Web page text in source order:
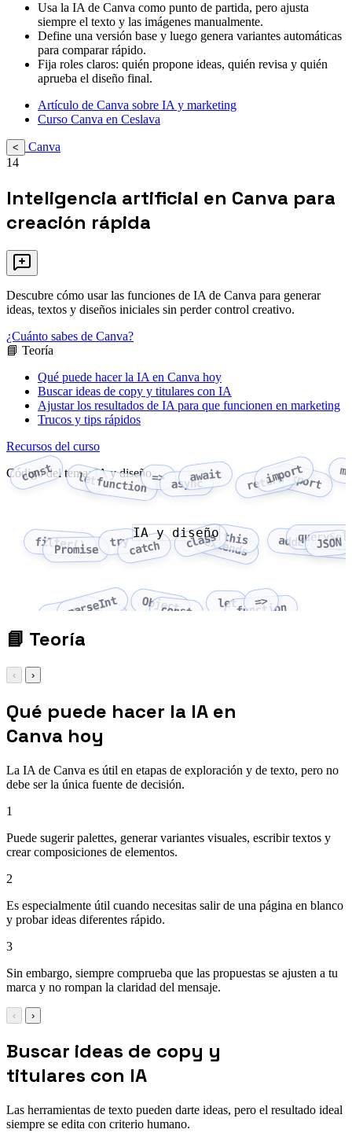
Usa la IA de Canva como punto de partida, pero ajusta
siempre el texto y las imágenes manualmente.
Define una versión base y luego genera variantes automáticas
para comparar rápido.
Fija roles claros: quién propone ideas, quién revisa y quién
aprueba el diseño final.
Artículo de Canva sobre IA y marketing
Curso Canva en Ceslava
<
Canva
14
Inteligencia artificial en Canva para
creación rápida
Descubre cómo usar las funciones de IA de Canva para generar
ideas, textos y diseños iniciales sin perder control creativo.
¿Cuánto sabes de Canva?
📘 Teoría
Qué puede hacer la IA en Canva hoy
Buscar ideas de copy y titulares con IA
Ajustar los resultados de IA para que funcionen en marketing
Trucos y tips rápidos
Recursos del curso
Código del tema: IA y diseño
const letfunction => asyncawait return
importexport
filter()
Promise
trycatch classextends
this JSON
fetch
parseInt
Array Object
const letfunction
=>
IA y diseño
📘 Teoría
‹ ›
Qué puede hacer la IA en
Canva hoy
La IA de Canva es útil en etapas de exploración y de texto, pero no
debe ser la única fuente de decisión.
1
Puede sugerir palettes, generar variantes visuales, escribir textos y
crear composiciones de elementos.
2
Es especialmente útil cuando necesitas salir de una página en blanco
y probar ideas diferentes rápido.
3
Sin embargo, siempre comprueba que las propuestas se ajusten a tu
marca y no rompan la claridad del mensaje.
‹ ›
Buscar ideas de copy y
titulares con IA
Las herramientas de texto pueden darte ideas, pero el resultado ideal
siempre se edita con criterio humano.